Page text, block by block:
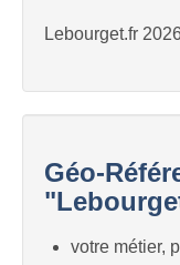
Lebourget.fr
Géo-
votre métier,